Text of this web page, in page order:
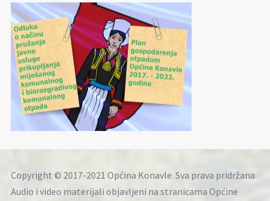
Copyright © 2017-2021 Općina Konavle. Sva prava pridržana
Audio i video materijali objavljeni na stranicama Općine